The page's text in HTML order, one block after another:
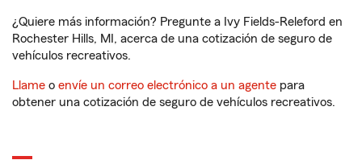
¿Quiere más información? Pregunte a Ivy Fields-Releford en
Rochester Hills, MI, acerca de una cotización de seguro de
vehículos recreativos.
Llame o envíe un correo electrónico a un agente para
obtener una cotización de seguro de vehículos recreativos.